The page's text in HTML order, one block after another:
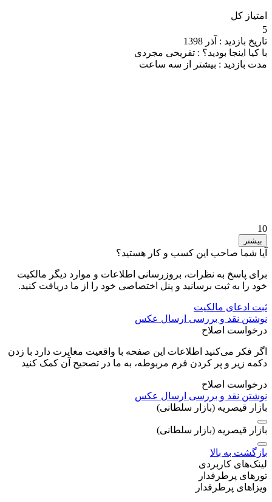
امتیاز کل
5
تاریخ بازدید : آذر 1398
با کیا اینجا بودید؟ : تفریحی مجردی
مدت بازدید : بیشتر از سه ساعت
10
بیشتر
آیا شما صاحب این کسب و کار هستید؟
برای پاسخ به نظرات، بروزرسانی اطلاعات و موارد دیگر مالکیت
خود را به ثبت برسانید و پنل اختصاصی خود را از ما دریافت کنید.
ثبت ادعای مالکیت
نوشتن نقد و بررسی ارسال عکس
درخواست اصلاح
اگر فکر می‌کنید اطلاعات این صفحه با واقعیت مغایرت دارد با زدن
دکمه زیر و پر کردن فرم مربوطه، به ما در تصحیح آن کمک کنید
درخواست اصلاح
نوشتن نقد و بررسی ارسال عکس
بازار قیصریه (بازار سلطانی)
بازار قیصریه (بازار سلطانی)
بازگشت به بالا
لینک‌های کاربردی
تورهای پرطرفدار
ویزاهای پرطرفدار